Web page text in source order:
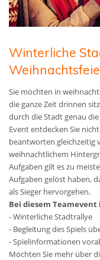
Winterliche
Sie möchten in
die ganze Zeit drinnen
durch die Stadt genau
Event entdecken Sie
beantworten gleichzeitig
weihnachtlichem
Aufgaben gilt es zu
Aufgaben gelöst haben,
als Sieger hervorgehen.
Bei diesem
- Winterliche Stadtrallye
- Begleitung des Spiels
- Spielinformationen
Möchten Sie mehr über